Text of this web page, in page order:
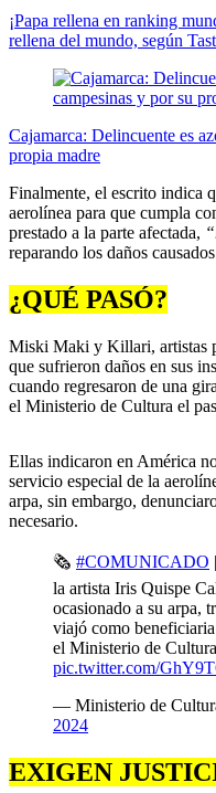
¡Papa rellena en ranking
rellena del mundo, según
Cajamarca: Delincuente es
propia madre
Finalmente, el escrito indica
aerolínea para que cumpla
prestado a la parte afectada,
reparando los daños
¿QUÉ PASÓ?
Miski Maki y Killari, artistas
que sufrieron daños en sus
cuando regresaron de una
el Ministerio de Cultura el
Ellas indicaron en América
servicio especial de la
arpa, sin embargo,
necesario.
🗞️ #COMUNICADO
la artista Iris Quispe
ocasionado a su arpa,
viajó como
el Ministerio de
pic.twitter.com/
— Ministerio de
2024
EXIGEN